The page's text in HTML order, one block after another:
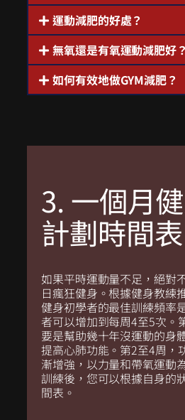
運動減肥的好處？
無氧還是有氧運動減肥好？
如何有效地做GYM減肥？
3. 一個月
計劃時間表
如果平時運動量不足，絕對
日瘋狂健身 。根據健身教練
健身初學者的最佳訓練頻率
者可以增加到每周4至5次。
要是幫助幾十年沒運動的身
提高心肺功能。第2至4周，
漸增強，以力量和帶氧運動
訓練後，您可以根據自身的
間表。